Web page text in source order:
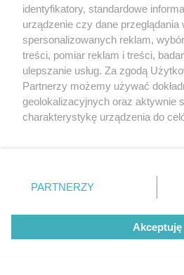
eksploatacji w jakiejkolwiek formie,
Internecie bez pisemnej zgody właściciela
wykorzystanie utworów w całości lub w
identyfikatory, standardowe
urządzenie czy dane przeglądania
spersonalizowanych reklam,
treści, pomiar reklam i treści,
ulepszanie usług. Za zgodą
Partnerzy możemy używać
geolokalizacyjnych oraz aktywnie
charakterystykę urządzenia do
zmienić/wycofać klikając przycisk
znajdujący się w lewym dolnym
rodzaje przetwarzania danych nie
użytkownika, ale masz prawo
przetwarzaniu. Preferencje będą
PARTNERZY
Akceptuję